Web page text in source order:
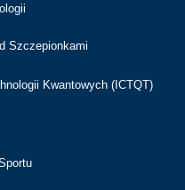
Szczepionkami
Kwantowych (ICTQT)